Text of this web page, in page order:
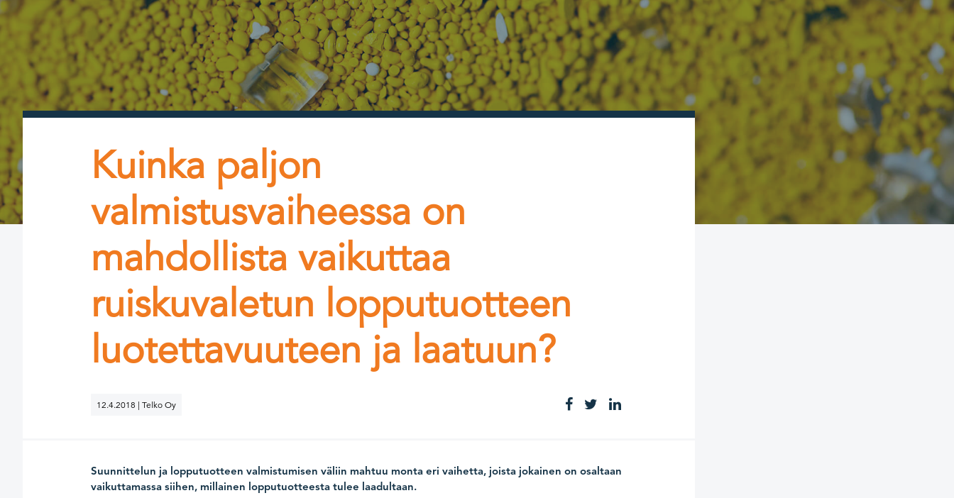
Kuinka paljon
valmistusvaiheessa on
mahdollista vaikuttaa
ruiskuvaletun lopputuotteen
luotettavuuteen ja laatuun?
12.4.2018 | Telko Oy
Suunnittelun ja lopputuotteen valmistumisen väliin mahtuu monta eri vaihetta, joista jokainen on osaltaan
vaikuttamassa siihen, millainen lopputuotteesta tulee laadultaan.